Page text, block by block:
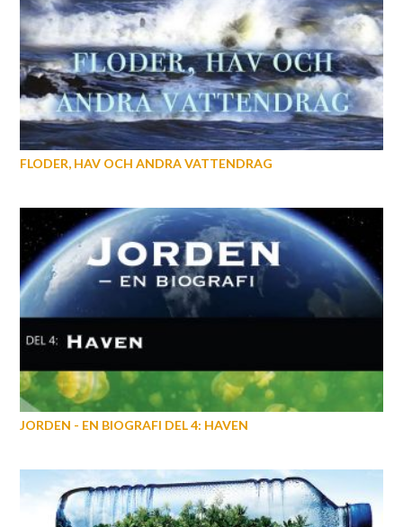
FLODER, HAV OCH ANDRA VATTENDRAG
JORDEN - EN BIOGRAFI DEL 4: HAVEN